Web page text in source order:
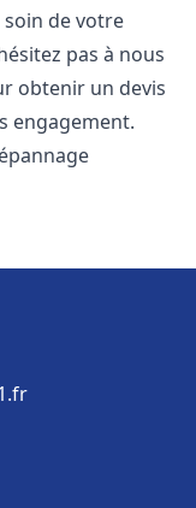
de votre
pas à nous
obtenir un devis
engagement.